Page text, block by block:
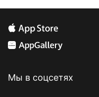
Мы в соцсетях